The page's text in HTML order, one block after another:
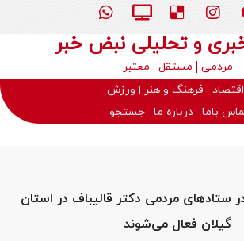
خبری و تحلیلی نبض خبر
مردمی مستقل
معتبر
اقتصاد
فرهنگ و هنر
ورزش
باما درباره ما جستجو
نفر در ستادهای مردمی دکتر قالیباف در استان
گیلان فعال می‌شوند